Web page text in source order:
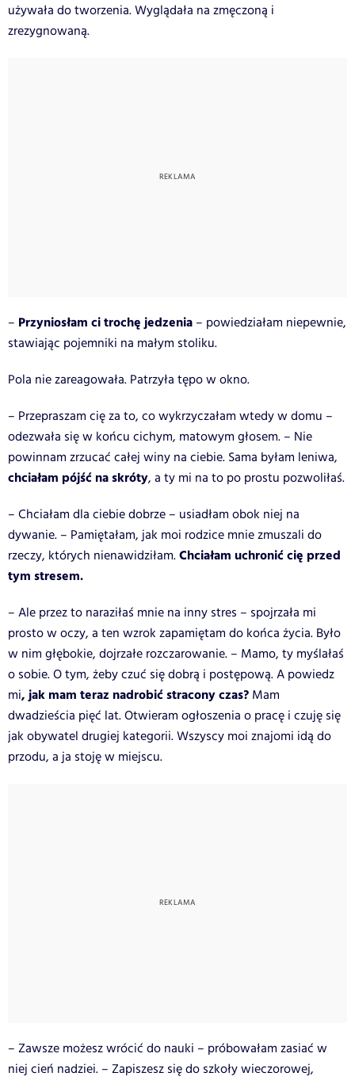
używała do tworzenia. Wyglądała na zmęczoną i
zrezygnowaną.
– Przyniosłam ci trochę jedzenia – powiedziałam niepewnie,
stawiając pojemniki na małym stoliku.
Pola nie zareagowała. Patrzyła tępo w okno.
– Przepraszam cię za to, co wykrzyczałam wtedy w domu –
odezwała się w końcu cichym, matowym głosem. – Nie
powinnam zrzucać całej winy na ciebie. Sama byłam leniwa,
chciałam pójść na skróty, a ty mi na to po prostu pozwoliłaś.
– Chciałam dla ciebie dobrze – usiadłam obok niej na
dywanie. – Pamiętałam, jak moi rodzice mnie zmuszali do
rzeczy, których nienawidziłam.Chciałam uchronić cię przed
tym stresem.
– Ale przez to naraziłaś mnie na inny stres – spojrzała mi
prosto w oczy, a ten wzrok zapamiętam do końca życia. Było
w nim głębokie, dojrzałe rozczarowanie. – Mamo, ty myślałaś
o sobie. O tym, żeby czuć się dobrą i postępową. A powiedz
mi, jak mam teraz nadrobić stracony czas? Mam
dwadzieścia pięć lat. Otwieram ogłoszenia o pracę i czuję się
jak obywatel drugiej kategorii. Wszyscy moi znajomi idą do
przodu, a ja stoję w miejscu.
– Zawsze możesz wrócić do nauki – próbowałam zasiać w
niej cień nadziei. – Zapiszesz się do szkoły wieczorowej,